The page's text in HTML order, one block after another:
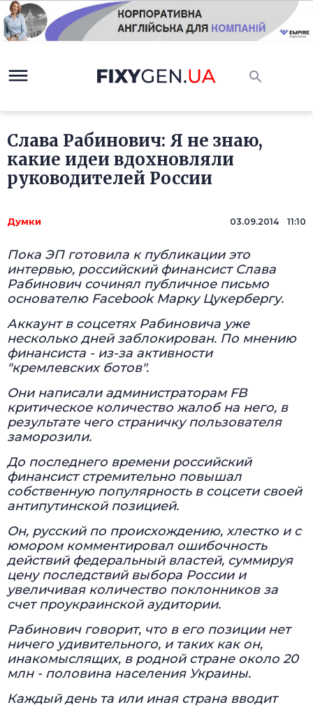
Слава Рабинович: Я не знаю,
какие идеи вдохновляли
руководителей России
Думки 03.09.2014 11:10
Пока ЭП готовила к публикации это
интервью, российский финансист Слава
Рабинович сочинял публичное письмо
основателю Facebook Марку Цукербергу.
Аккаунт в соцсетях Рабиновича уже
несколько дней заблокирован. По мнению
финансиста - из-за активности
"кремлевских ботов".
Они написали администраторам FB
критическое количество жалоб на него, в
результате чего страничку пользователя
заморозили.
До последнего времени российский
финансист стремительно повышал
собственную популярность в соцсети своей
антипутинской позицией.
Он, русский по происхождению, хлестко и с
юмором комментировал ошибочность
действий федеральный властей, суммируя
цену последствий выбора России и
увеличивая количество поклонников за
счет проукраинской аудитории.
Рабинович говорит, что в его позиции нет
ничего удивительного, и таких как он,
инакомыслящих, в родной стране около 20
млн - половина населения Украины.
Каждый день та или иная страна вводит